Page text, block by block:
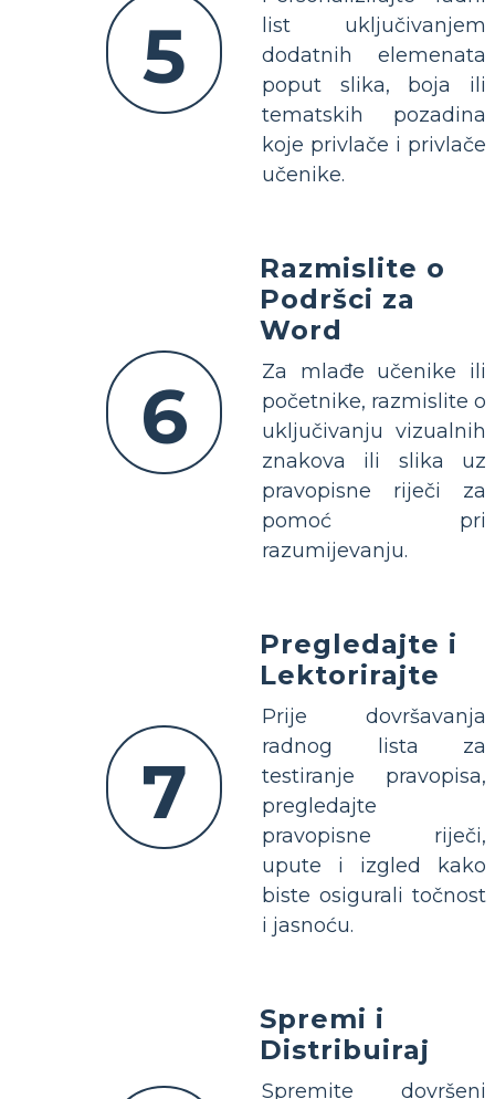
5
list uključivanjem
dodatnih elemenata
poput slika, boja ili
tematskih pozadina
koje privlače i privlače
učenike.
6
Razmislite o
Podršci za
Word
Za mlađe učenike ili
početnike, razmislite o
uključivanju vizualnih
znakova ili slika uz
pravopisne riječi za
pomoć pri
razumijevanju.
7
Pregledajte i
Lektorirajte
Prije dovršavanja
radnog lista za
testiranje pravopisa,
pregledajte
pravopisne riječi,
upute i izgled kako
biste osigurali točnost
i jasnoću.
Spremi i
Distribuiraj
Spremite dovršeni